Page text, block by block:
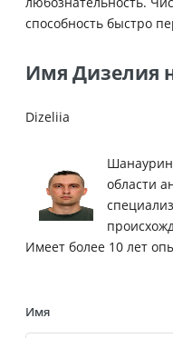
способность быстро
Имя Дизелия
Dizeliia
области
Имеет более 10 лет
Имя